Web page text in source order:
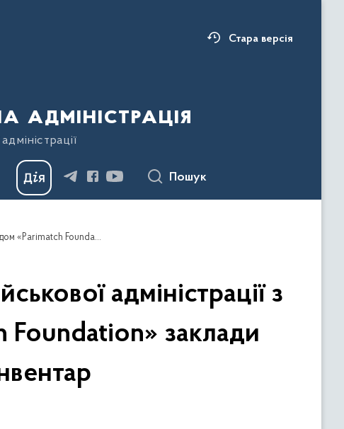
Стара версія
адміністрація
Пошук
Вадим Созоник: Завдяки співпраці обласної військової адміністрації з Міжнародним благодійним фондом «Parimatch Foundation» заклади освіти Заболотівщини отримали спортивний інвентар
адміністрації з
заклади